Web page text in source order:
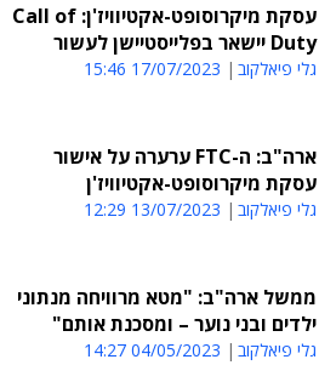
עסקת מיקרוסופט-אקטיוויז'ן: Call of
Duty יישאר בפלייסטיישן לעשור
גלי פיאלקוב 17/07/2023 15:46
ארה"ב: ה-FTC ערערה על אישור
עסקת מיקרוסופט-אקטיוויז'ן
גלי פיאלקוב 13/07/2023 12:29
ממשל ארה"ב: "מטא מרוויחה מנתוני
ילדים ובני נוער – ומסכנת אותם"
גלי פיאלקוב 04/05/2023 14:27